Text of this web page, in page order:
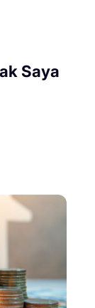
Saya